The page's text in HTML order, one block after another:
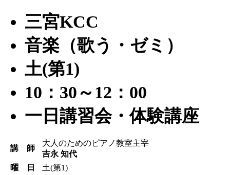
三宮KCC
音楽（歌う・ゼミ）
土(第1)
10：30～12：00
一日講習会・体験講座
講 師
大人のためのピアノ教室主宰
吉永 知代
曜 日
土(第1)